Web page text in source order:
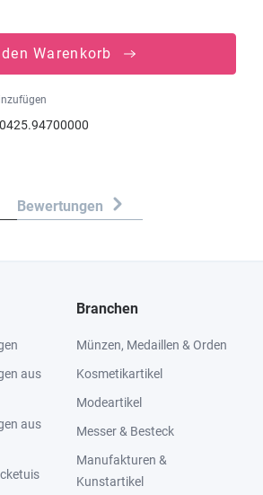
Warenkorb
Bewertungen
aus
aus
Branchen
Münzen, Medaillen & Orden
Kosmetikartikel
Modeartikel
Messer & Besteck
Manufakturen &
Kunstartikel